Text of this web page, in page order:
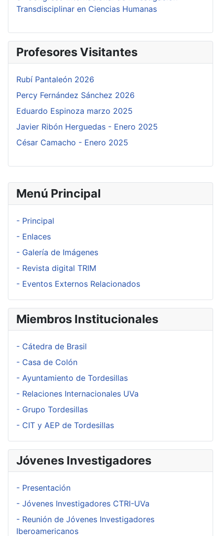
Menú Principal
- Principal
- Enlaces
- Galería de Imágenes
- Revista digital TRIM
- Eventos Externos Relacionados
Miembros Institucionales
- Cátedra de Brasil
- Casa de Colón
- Ayuntamiento de Tordesillas
- Relaciones Internacionales UVa
- Grupo Tordesillas
- CIT y AEP de Tordesillas
Jóvenes Investigadores
- Presentación
- Jóvenes Investigadores CTRI-UVa
- Reunión de Jóvenes Investigadores
Iberoamericanos
Transdisciplinar en Ciencias Humanas
Profesores Visitantes
Rubí Pantaleón 2026
Percy Fernández Sánchez 2026
Eduardo Espinoza marzo 2025
Javier Ribón Herguedas - Enero 2025
César Camacho - Enero 2025